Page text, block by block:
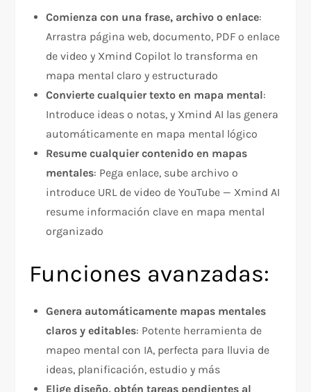
Comienza con una frase, archivo o enlace:
Arrastra página web, documento, PDF o enlace
de video y Xmind Copilot lo transforma en
mapa mental claro y estructurado
Convierte cualquier texto en mapa mental:
Introduce ideas o notas, y Xmind AI las genera
automáticamente en mapa mental lógico
Resume cualquier contenido en mapas
mentales: Pega enlace, sube archivo o
introduce URL de video de YouTube — Xmind AI
resume información clave en mapa mental
organizado
Funciones avanzadas:
Genera automáticamente mapas mentales
claros y editables: Potente herramienta de
mapeo mental con IA, perfecta para lluvia de
ideas, planificación, estudio y más
Elige diseño, obtén tareas pendientes al